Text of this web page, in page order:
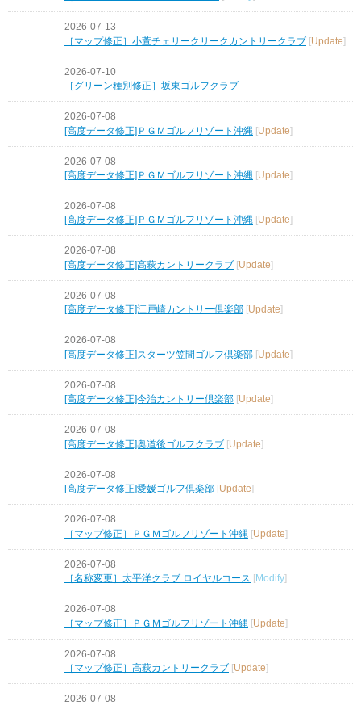
2026-07-13
［マップ修正］小萱チェリークリークカントリークラブ [Update]
2026-07-10
［グリーン種別修正］坂東ゴルフクラブ
2026-07-08
[高度データ修正]ＰＧＭゴルフリゾート沖縄 [Update]
2026-07-08
[高度データ修正]ＰＧＭゴルフリゾート沖縄 [Update]
2026-07-08
[高度データ修正]ＰＧＭゴルフリゾート沖縄 Update
2026-07-08
[高度データ修正]高萩カントリークラブ [Update]
2026-07-08
[高度データ修正]江戸崎カントリー倶楽部 Update
2026-07-08
[高度データ修正]スターツ笠間ゴルフ倶楽部 [Update]
2026-07-08
[高度データ修正]今治カントリー倶楽部 Update
2026-07-08
[高度データ修正]奥道後ゴルフクラブ [Update]
2026-07-08
[高度データ修正]愛媛ゴルフ倶楽部 Update
2026-07-08
［マップ修正］ＰＧＭゴルフリゾート沖縄 [Update]
2026-07-08
［名称変更］太平洋クラブ ロイヤルコース [Modify]
2026-07-08
［マップ修正］ＰＧＭゴルフリゾート沖縄 [Update]
2026-07-08
［マップ修正］高萩カントリークラブ [Update]
2026-07-08